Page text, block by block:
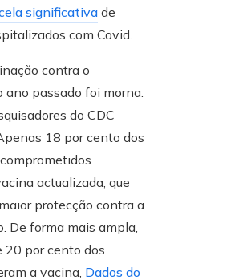
significativa de
com Covid.
contra o
ano passado foi morna.
do CDC
18 por cento dos
actualizada, que
protecção contra a
De forma mais ampla,
20 por cento dos
a vacina, Dados do